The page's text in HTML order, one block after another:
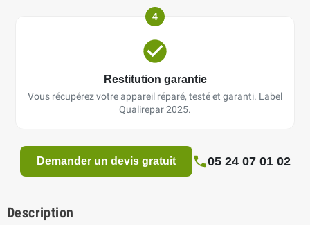
4
Restitution garantie
Vous récupérez votre appareil réparé, testé et garanti. Label
Qualirepar 2025.
Demander un devis gratuit 05 24 07 01 02
Description